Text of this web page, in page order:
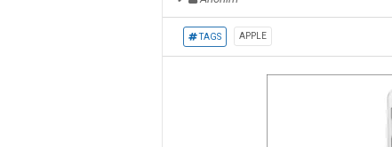
TAGS APPLE